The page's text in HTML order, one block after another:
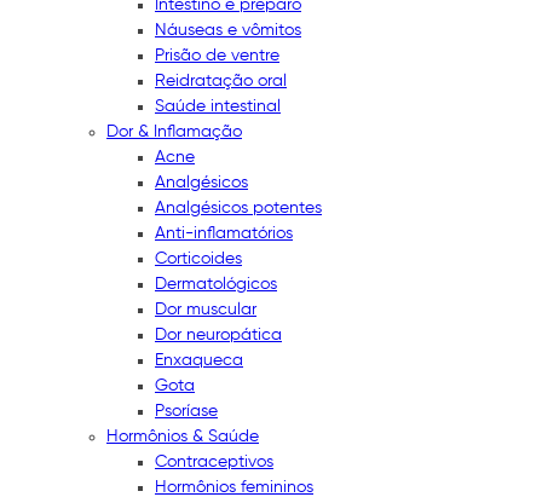
Intestino e preparo
Náuseas e vômitos
Prisão de ventre
Reidratação oral
Saúde intestinal
Dor & Inflamação
Acne
Analgésicos
Analgésicos potentes
Anti-inflamatórios
Corticoides
Dermatológicos
Dor muscular
Dor neuropática
Enxaqueca
Gota
Psoríase
Hormônios & Saúde
Contraceptivos
Hormônios femininos